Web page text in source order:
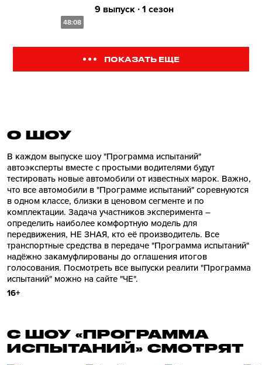
48:08
9 выпуск ∙ 1 сезон
ПОКАЗАТЬ ЕЩЕ
О ШОУ
В каждом выпуске шоу "Программа испытаний"
автоэксперты вместе с простыми водителями будут
тестировать новые автомобили от известных марок. Важно,
что все автомобили в "Программе испытаний" соревнуются
в одном классе, близки в ценовом сегменте и по
комплектации. Задача участников эксперимента –
определить наиболее комфортную модель для
передвижения, НЕ ЗНАЯ, кто её производитель. Все
транспортные средства в передаче "Программа испытаний"
надёжно закамуфлированы до оглашения итогов
голосования. Посмотреть все выпуски реалити "Программа
испытаний" можно на сайте "ЧЕ".
16+
С ШОУ «ПРОГРАММА
ИСПЫТАНИЙ» СМОТРЯТ